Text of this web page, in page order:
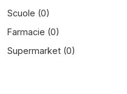
Scuole (0)
Farmacie (0)
Supermarket (0)